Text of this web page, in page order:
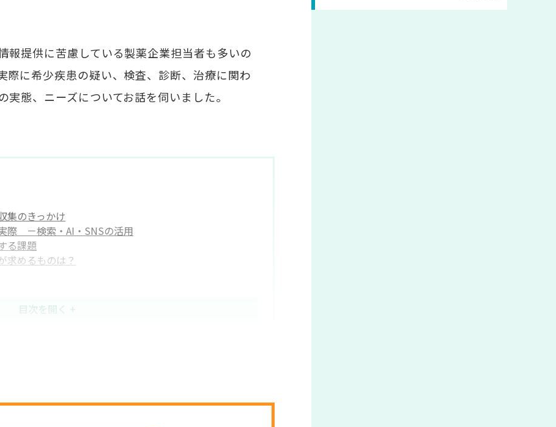
報提供に苦慮している製薬企業担当者も多いの
際に希少疾患の疑い、検査、診断、治療に関わ
態、ニーズについてお話を伺いました。
集のきっかけ
際 －検索・AI・SNSの活用
る課題
求めるものは？